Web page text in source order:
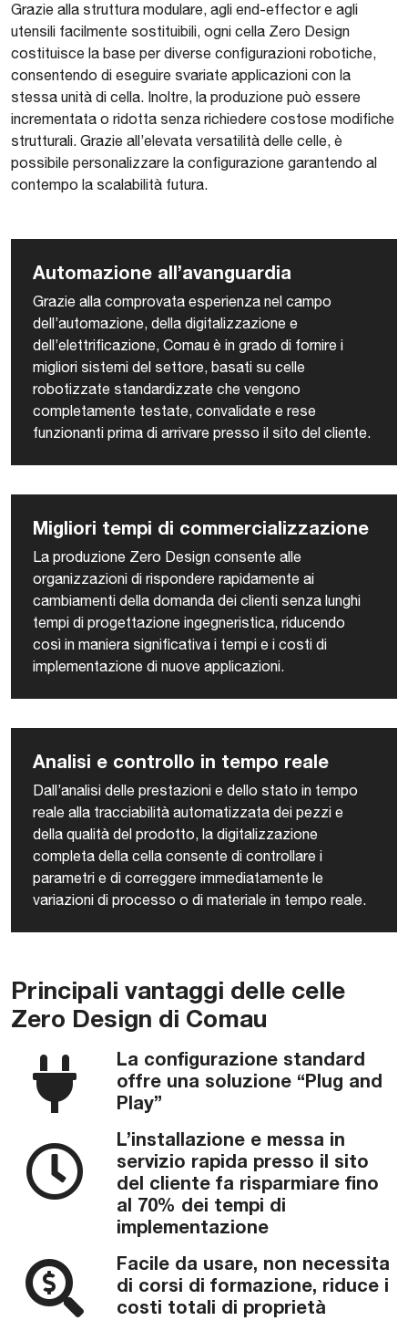
Grazie alla struttura modulare, agli end-effector e agli
utensili facilmente sostituibili, ogni cella Zero Design
costituisce la base per diverse configurazioni robotiche,
consentendo di eseguire svariate applicazioni con la
stessa unità di cella. Inoltre, la produzione può essere
incrementata o ridotta senza richiedere costose modifiche
strutturali. Grazie all’elevata versatilità delle celle, è
possibile personalizzare la configurazione garantendo al
contempo la scalabilità futura.
Automazione all’avanguardia
Grazie alla comprovata esperienza nel campo
dell’automazione, della digitalizzazione e
dell’elettrificazione, Comau è in grado di fornire i
migliori sistemi del settore, basati su celle
robotizzate standardizzate che vengono
completamente testate, convalidate e rese
funzionanti prima di arrivare presso il sito del cliente.
Migliori tempi di commercializzazione
La produzione Zero Design consente alle
organizzazioni di rispondere rapidamente ai
cambiamenti della domanda dei clienti senza lunghi
tempi di progettazione ingegneristica, riducendo
così in maniera significativa i tempi e i costi di
implementazione di nuove applicazioni.
Analisi e controllo in tempo reale
Dall’analisi delle prestazioni e dello stato in tempo
reale alla tracciabilità automatizzata dei pezzi e
della qualità del prodotto, la digitalizzazione
completa della cella consente di controllare i
parametri e di correggere immediatamente le
variazioni di processo o di materiale in tempo reale.
Principali vantaggi delle celle
Zero Design di Comau
La configurazione standard
offre una soluzione “Plug and
Play”
L’installazione e messa in
servizio rapida presso il sito
del cliente fa risparmiare fino
al 70% dei tempi di
implementazione
Facile da usare, non necessita
di corsi di formazione, riduce i
costi totali di proprietà